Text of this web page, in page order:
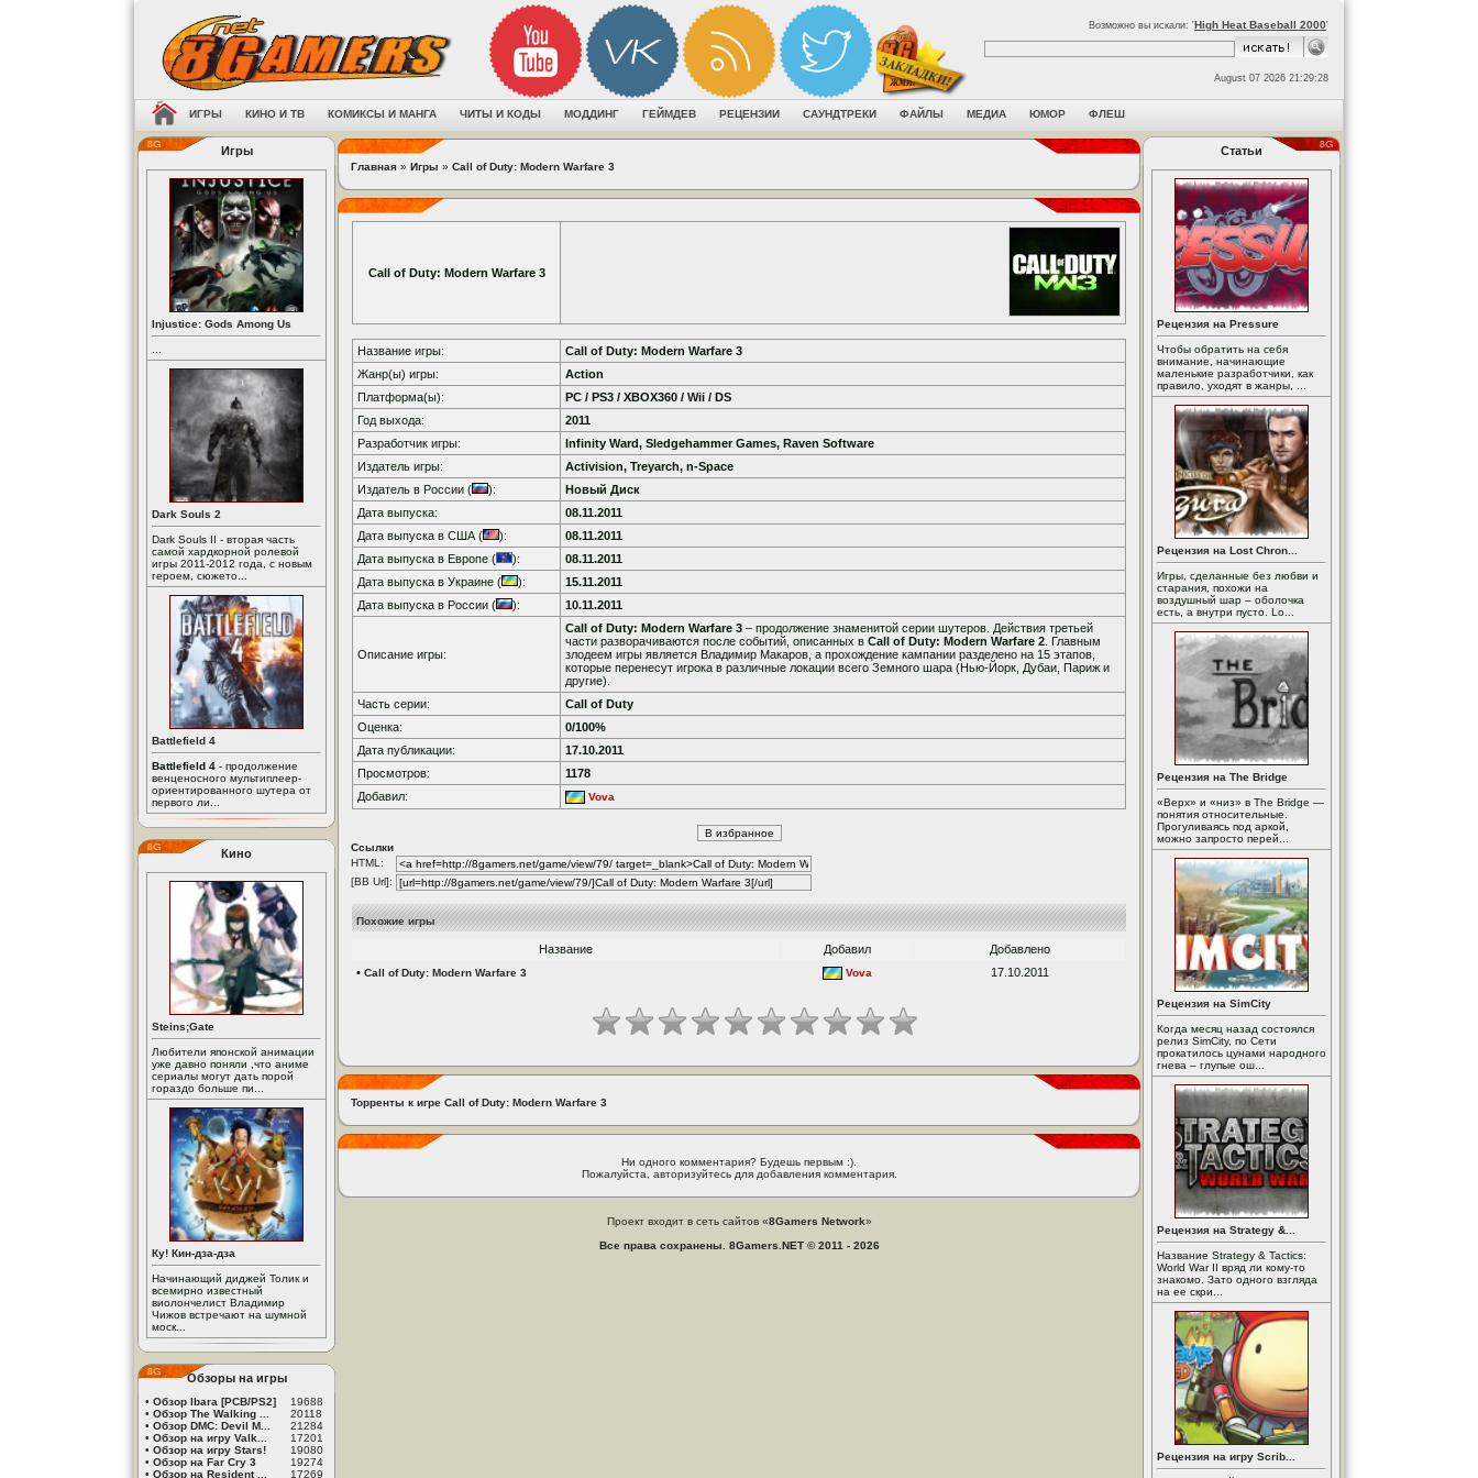
Возможно вы искали: 'High Heat Baseball 2000'
August 07 2026 21:29:28
ИГРЫ КИНО И ТВ КОМИКСЫ И МАНГА ЧИТЫ И КОДЫ МОДДИНГ ГЕЙМДЕВ РЕЦЕНЗИИ САУНДТРЕКИ ФАЙЛЫ МЕДИА ЮМОР ФЛЕШ
Игры
Injustice: Gods Among Us
Dark Souls 2
Dark Souls II - вторая часть
самой хардкорной ролевой
игры 2011-2012 года, с новым
героем, сюжето...
Battlefield 4
Battlefield 4 - продолжение
венценосного мультиплеер-
ориентированного шутера от
первого ли...
Кино
Steins;Gate
Любители японской анимации
уже давно поняли ,что аниме
сериалы могут дать порой
гораздо больше пи...
Ку! Кин-дза-дза
Начинающий диджей Толик и
всемирно известный
виолончелист Владимир
Чижов встречают на шумной
моск...
Обзоры на игры
• Обзор Ibara [PCB/PS2]
19688
• Обзор The Walking ...
20118
• Обзор DMC: Devil M...
21284
• Обзор на игру Valk...
17201
• Обзор на игру Stars!
19080
• Обзор на Far Cry 3
19274
• Обзор на Resident ... 17269
Главная » Игры » Call of Duty: Modern Warfare 3
Call of Duty: Modern Warfare 3
Название игры:
Call of Duty: Modern Warfare 3
Жанр(ы) игры:
Action
Платформа(ы):
PC / PS3 / XBOX360 / Wii / DS
Год выхода:
2011
Разработчик игры:
Infinity Ward, Sledgehammer Games, Raven Software
Издатель игры:
Activision, Treyarch, n-Space
Издатель в России (
):
Новый Диск
Дата выпуска:
08.11.2011
Дата выпуска в США (
):
08.11.2011
Дата выпуска в Европе (
):
08.11.2011
Дата выпуска в Украине (
):
15.11.2011
Дата выпуска в России (
): 10.11.2011
Описание игры:
Call of Duty: Modern Warfare 3 – продолжение знаменитой серии шутеров. Действия третьей
части разворачиваются после событий, описанных в Call of Duty: Modern Warfare 2 . Главным
злодеем игры является Владимир Макаров, а прохождение кампании разделено на 15 этапов,
которые перенесут игрока в различные локации всего Земного шара (Нью-Йорк, Дубаи, Париж и
другие).
Часть серии:
Call of Duty
Оценка:
0/100%
Дата публикации:
17.10.2011
Просмотров:
1178
Добавил:
Vova
Ссылки
HTML:
[BB Url]:
Похожие игры
Название Добавил
Добавлено
• Call of Duty: Modern Warfare 3 Vova 17.10.2011
Торренты к игре Call of Duty: Modern Warfare 3
Ни одного комментария? Будешь первым :).
Пожалуйста, авторизуйтесь для добавления комментария.
Проект входит в сеть сайтов «8Gamers Network»
Все права сохранены. 8Gamers.NET © 2011 - 2026
Статьи
Рецензия на Pressure
Чтобы обратить на себя
внимание, начинающие
маленькие разработчики, как
правило, уходят в жанры, ...
Рецензия на Lost Chron...
Игры, сделанные без любви и
старания, похожи на
воздушный шар – оболочка
есть, а внутри пусто. Lo...
Рецензия на The Bridge
«Верх» и «низ» в The Bridge —
понятия относительные.
Прогуливаясь под аркой,
можно запросто перей...
Рецензия на SimCity
Когда месяц назад состоялся
релиз SimCity, по Сети
прокатилось цунами народного
гнева – глупые ош...
Рецензия на Strategy &...
Название Strategy & Tactics:
World War II вряд ли кому-то
знакомо. Зато одного взгляда
на ее скри...
Рецензия на игру Scrib...